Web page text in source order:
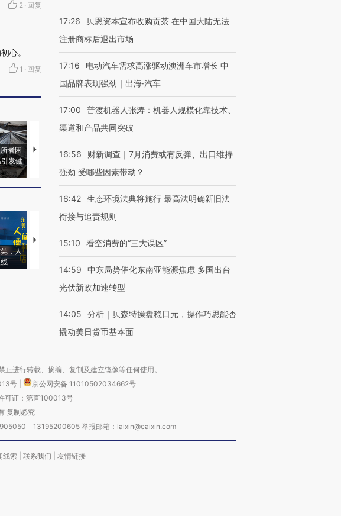
2 · 回复
心。
1 · 回复
者困
发健
视线｜HYROX的吸金
术：是什么让中产们甘
心“花钱找虐”？
马航飞行员跨国走私7万
粒摇头丸 尿检体内含3种
毒品
视线｜被称为“蟑螂”的印
度Z世代 用街头抗争将教
，人
【推广】走进第四届链博
17:26
贝恩资本宣布收购贡茶 在中国大陆无法
注册商标后退出市场
17:16
电动汽车需求高涨驱动澳洲车市增长 中
国品牌表现强劲｜出海·汽车
17:00
普渡机器人张涛：机器人规模化靠技术、
渠道和产品共同突破
16:56
财新调查｜7月消费或有反弹、出口维持
强劲 受哪些因素带动？
16:42 生态环境法典将施行 最高法明确新旧法
衔接与追责规则
15:10 看空消费的“三大误区”
14:59
中东局势催化东南亚能源焦虑 多国出台
光伏新政加速转型
14:05
分析｜贝森特操盘稳日元，操作巧思能否
撬动美日货币基本面
进行转载、摘编、复制及建立镜像等任何使用。
号
京公网安备 11010502034662号
可证：第直100013号
复制必究
13195200605 举报邮箱：laixin@caixin.com
线索 联系我们 友情链接